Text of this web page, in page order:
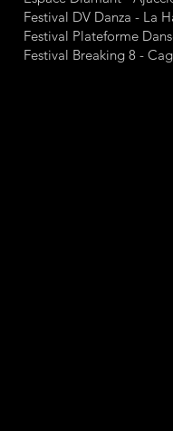
Festival DV Danza - La
Festival Plateforme
Festival Breaking 8 -